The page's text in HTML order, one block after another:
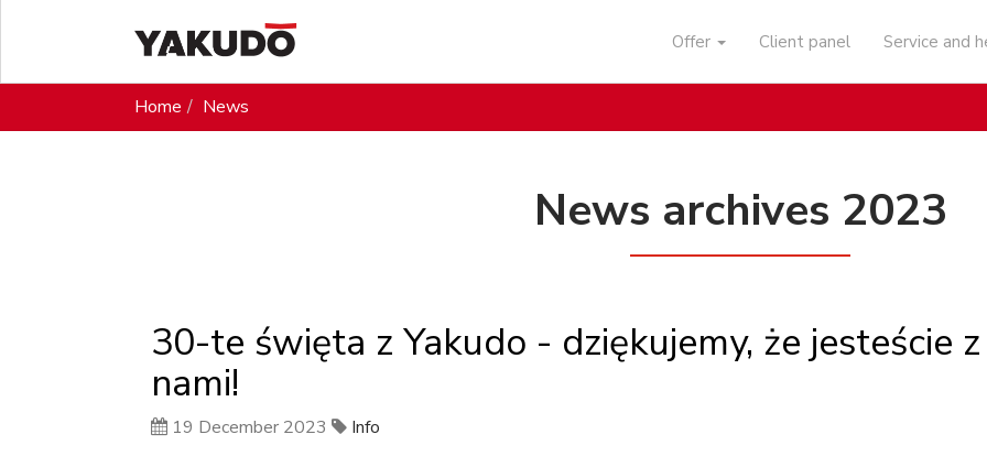
Offer Client panel Service and
Home News
News archives 2023
30-te święta z Yakudo - dziękujemy, że jesteście z
nami!
19 December 2023 Info